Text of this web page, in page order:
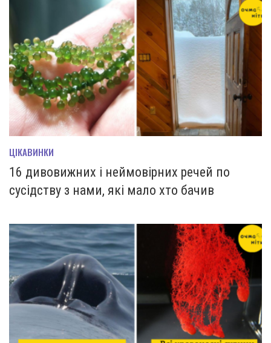
ЦІКАВИНКИ
16 дивовижних і неймовірних речей по
сусідству з нами, які мало хто бачив